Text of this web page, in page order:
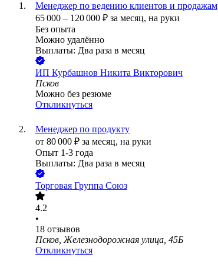
Менеджер по ведению клиентов и продажам
65 000 – 120 000 ₽ за месяц, на руки
Без опыта
Можно удалённо
Выплаты: Два раза в месяц
ИП Курбашнов Никита Викторович
Псков
Можно без резюме
Откликнуться
Менеджер по продукту
от 80 000 ₽ за месяц, на руки
Опыт 1-3 года
Выплаты: Два раза в месяц
Торговая Группа Союз
4.2
•
18 отзывов
Псков, Железнодорожная улица, 45Б
Откликнуться